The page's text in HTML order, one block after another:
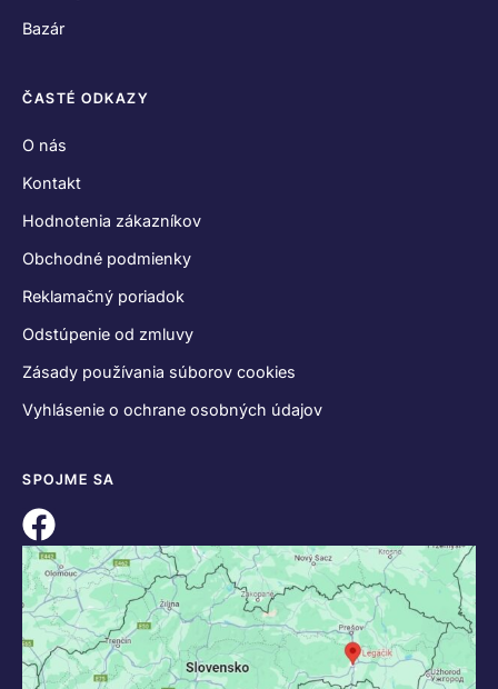
Bazár
ČASTÉ ODKAZY
O nás
Kontakt
Hodnotenia zákazníkov
Obchodné podmienky
Reklamačný poriadok
Odstúpenie od zmluvy
Zásady používania súborov cookies
Vyhlásenie o ochrane osobných údajov
SPOJME SA